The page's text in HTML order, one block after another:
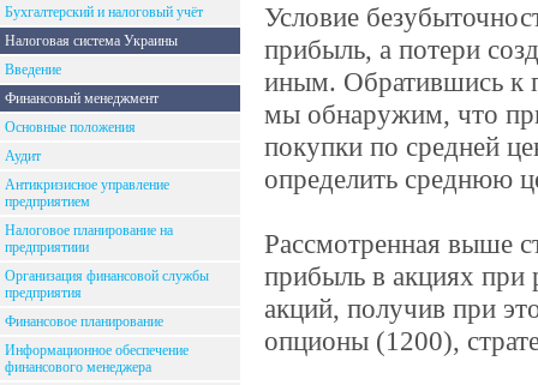
Бухгалтерский и налоговый учёт
Налоговая система Украины
Введение
Финансовый менеджмент
Основные положения
Аудит
Антикризисное управление
предприятием
Налоговое планирование на
предприятиии
Организация финансовой службы
предприятия
Финансовое планирование
Информационное обеспечение
финансового менеджера
Условие
прибыль, а потери
иным. Обратившись к
мы обнаружим, что
покупки по средней
определить среднюю
Рассмотренная выше
прибыль в акциях при
акций, получив при
опционы (1200),